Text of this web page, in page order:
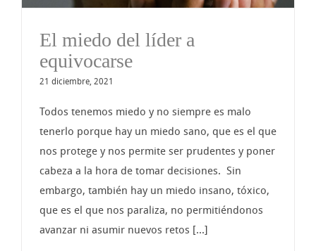
El miedo del líder a
equivocarse
21 diciembre, 2021
Todos tenemos miedo y no siempre es malo
tenerlo porque hay un miedo sano, que es el que
nos protege y nos permite ser prudentes y poner
cabeza a la hora de tomar decisiones. Sin
embargo, también hay un miedo insano, tóxico,
que es el que nos paraliza, no permitiéndonos
avanzar ni asumir nuevos retos [...]